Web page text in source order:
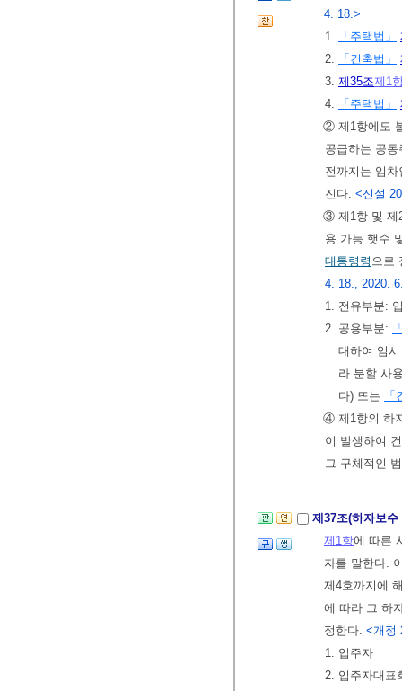
4. 18.>
1.
「주택법」
2.
「건축법」
3. 제35조제1
4.
「주택법」
② 제1항에도
공급하는 공동
전까지는 임
진다. <신설
③ 제1항 및 제
용 가능 햇수
대통령령 으로
4. 18., 2020.
1. 전유부분:
2. 공용부분:
대하여 임
라 분할 사
다) 또는
④ 제1항의 하
이 발생하여
그 구체적인
제37조(하자보
제1항에 따른
자를 말한다.
제4호까지에
에 따라 그 하
정한다. <개정
1. 입주자
2. 입주자대표